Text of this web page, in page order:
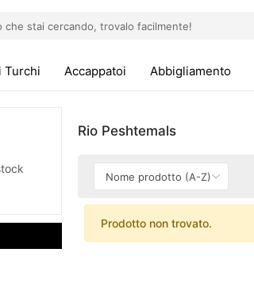
Turchi Accappatoi Abbigliamento
Rio Peshtemals
Prodotto non trovato.